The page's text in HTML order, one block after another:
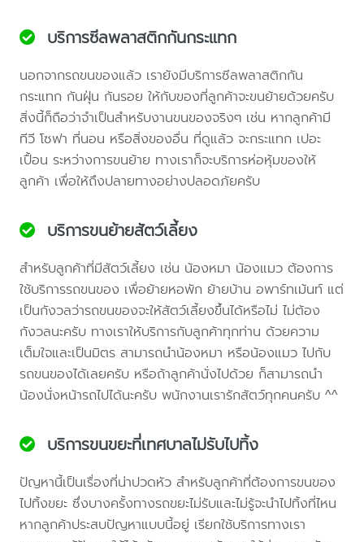
บริการซีลพลาสติกกันกระแทก
นอกจากรถขนของแล้ว เรายังมีบริการซีลพลาสติกกัน
กระแทก กันฝุ่น กันรอย ให้กับของที่ลูกค้าจะขนย้ายด้วยครับ
สิ่งนี้ก็ถือว่าจำเป็นสำหรับงานขนของจริงๆ เช่น หากลูกค้ามี
ทีวี โซฟา ที่นอน หรือสิ่งของอื่น ที่ดูแล้ว จะกระแทก เปอะ
เปื้อน ระหว่างการขนย้าย ทางเราก็จะบริการห่อหุ้มของให้
ลูกค้า เพื่อให้ถึงปลายทางอย่างปลอดภัยครับ
บริการขนย้ายสัตว์เลี้ยง
สำหรับลูกค้าที่มีสัตว์เลี้ยง เช่น น้องหมา น้องแมว ต้องการ
ใช้บริการรถขนของ เพื่อย้ายหอพัก ย้ายบ้าน อพาร์ทเม้นท์ แต่
เป็นกังวลว่ารถขนของจะให้สัตว์เลี้ยงขึ้นได้หรือไม่ ไม่ต้อง
กังวลนะครับ ทางเราให้บริการกับลูกค้าทุกท่าน ด้วยความ
เต็มใจและเป็นมิตร สามารถนำน้องหมา หรือน้องแมว ไปกับ
รถขนของได้เลยครับ หรือถ้าลูกค้านั่งไปด้วย ก็สามารถนำ
น้องนั่งหน้ารถไปได้นะครับ พนักงานเรารักสัตว์ทุกคนครับ ^^
บริการขนขยะที่เทศบาลไม่รับไปทิ้ง
ปัญหานี้เป็นเรื่องที่น่าปวดหัว สำหรับลูกค้าที่ต้องการขนของ
ไปทิ้งขยะ ซึ่งบางครั้งทางรถขยะไม่รับและไม่รู้จะนำไปทิ้งที่ไหน
หากลูกค้าประสบปัญหาแบบนี้อยู่ เรียกใช้บริการทางเรา